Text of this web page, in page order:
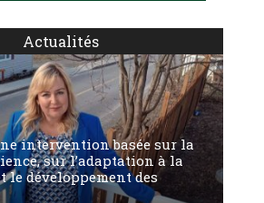
Actualités
intervention basée sur la
sur l’adaptation à la
le développement des